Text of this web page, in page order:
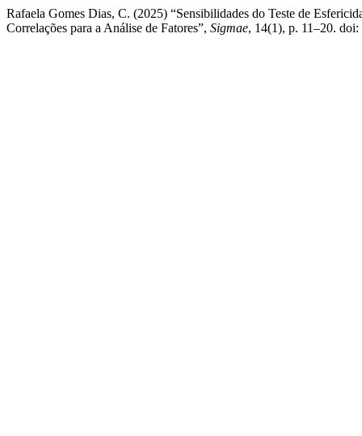
Rafaela Gomes Dias, C. (2025) “Sensibilidades do Teste de
Correlações para a Análise de Fatores”, Sigmae, 14(1), p. 11–20.